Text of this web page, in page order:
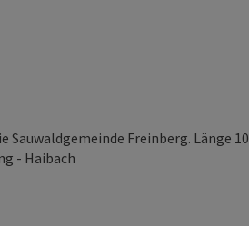
Sauwaldgemeinde Freinberg. Länge 10
- Haibach